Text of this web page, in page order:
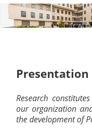
Presentation
Research
our organization
the development of